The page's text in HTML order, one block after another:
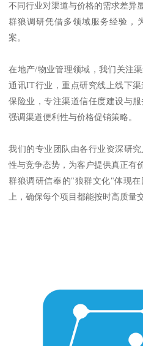
不同行业对渠道与价格的需求差异
群狼调研凭借多领域服务经验，
案。
在地产/物业管理领域，我们关注
通讯IT行业，重点研究线上线下
保险业，专注渠道信任度建设与
强调渠道便利性与价格促销策略。
我们的专业团队由各行业资深研
性与竞争态势，为客户提供真正有
群狼调研信奉的"狼群文化"体现
上，确保每个项目都能按时高质量